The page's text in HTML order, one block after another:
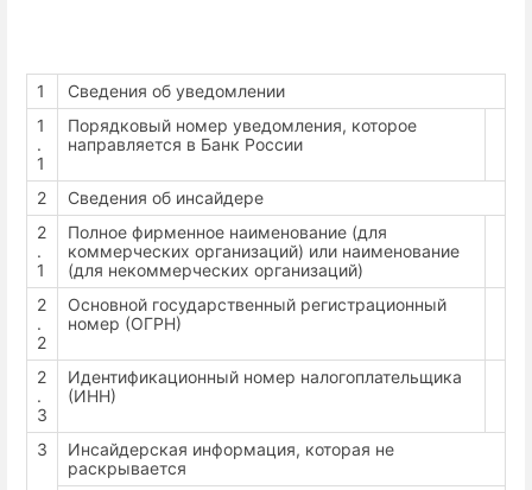
1
Сведения об уведомлении
1
.
1
Порядковый номер уведомления, которое
направляется в Банк России
2
Сведения об инсайдере
2
.
1
Полное фирменное наименование (для
коммерческих организаций) или наименование
(для некоммерческих организаций)
2
.
2
Основной государственный регистрационный
номер (ОГРН)
2
.
3
Идентификационный номер налогоплательщика
(ИНН)
3
Инсайдерская информация, которая не
раскрывается